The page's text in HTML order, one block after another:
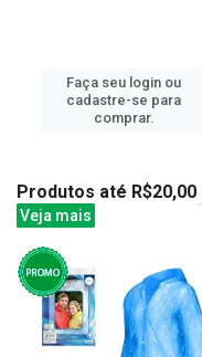
Faça seu login ou
cadastre-se para
comprar.
Produtos até R$20,00
Veja mais